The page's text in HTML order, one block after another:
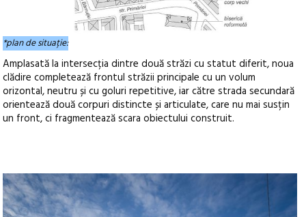
*plan de situație:
Amplasată la intersecția dintre două străzi cu statut diferit, noua
clădire completează frontul străzii principale cu un volum
orizontal, neutru și cu goluri repetitive, iar către strada secundară
orientează două corpuri distincte și articulate, care nu mai susțin
un front, ci fragmentează scara obiectului construit.